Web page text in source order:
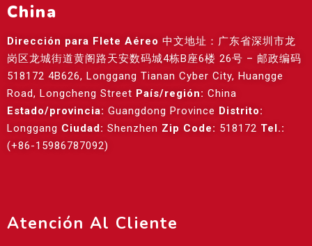
China
Dirección para Flete Aéreo 中文地址：广东省深圳市龙
岗区龙城街道黄阁路天安数码城4栋B座6楼 26号 – 邮政编码
518172 4B626, Longgang Tianan Cyber City, Huangge
Road, Longcheng Street País/región: China
Estado/provincia: Guangdong Province Distrito:
Longgang Ciudad: Shenzhen Zip Code: 518172 Tel.:
(+86-15986787092)
Atención Al Cliente